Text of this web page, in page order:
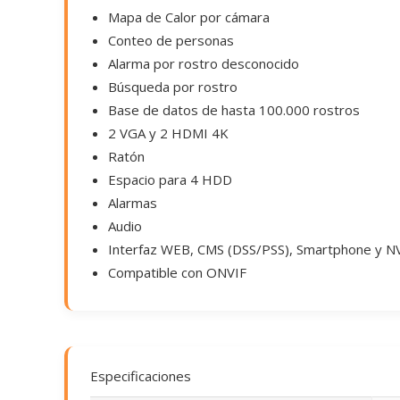
Mapa de Calor por cámara
Conteo de personas
Alarma por rostro desconocido
Búsqueda por rostro
Base de datos de hasta 100.000 rostros
2 VGA y 2 HDMI 4K
Ratón
Espacio para 4 HDD
Alarmas
Audio
Interfaz WEB, CMS (DSS/PSS), Smartphone y
Compatible con ONVIF
Especificaciones